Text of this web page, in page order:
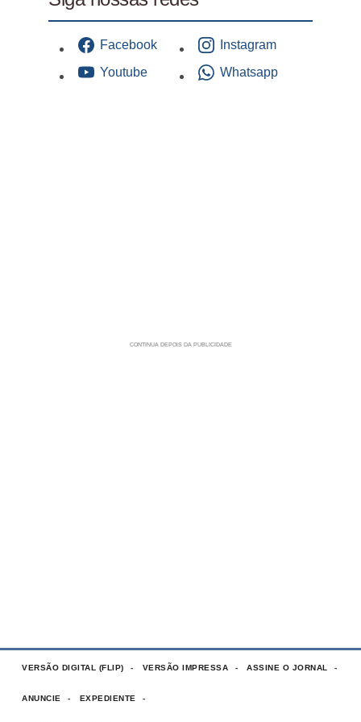
Facebook
Instagram
Youtube
Whatsapp
VERSÃO DIGITAL (FLIP) VERSÃO IMPRESSA ASSINE O JORNAL
ANUNCIE EXPEDIENTE